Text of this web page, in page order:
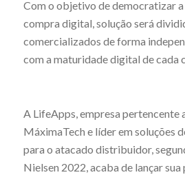
Com o objetivo de democratizar
compra digital, solução será
comercializados de forma
com a maturidade digital de cada
A LifeApps, empresa pertencente
MáximaTech e líder em soluções
para o atacado distribuidor,
Nielsen 2022, acaba de lançar